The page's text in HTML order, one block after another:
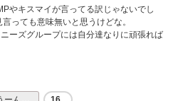
やキスマイが言ってる訳じゃないでし
っても意味無いと思うけどな。
ーズグループには自分達なりに頑張れば